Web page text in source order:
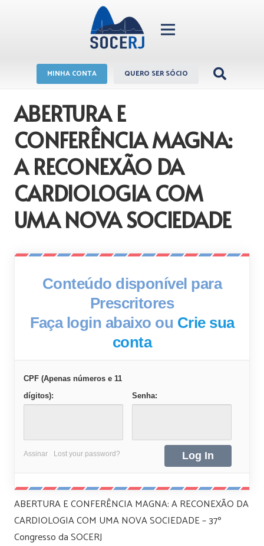
MINHA CONTA QUERO SER SÓCIO
ABERTURA E
CONFERÊNCIA MAGNA:
A RECONEXÃO DA
CARDIOLOGIA COM
UMA NOVA SOCIEDADE
Conteúdo disponível para
Prescritores
Faça login abaixo ou Crie sua
conta
CPF (Apenas números e 11
dígitos):
Senha:
Assinar Lost your password?
ABERTURA E CONFERÊNCIA MAGNA: A RECONEXÃO DA
CARDIOLOGIA COM UMA NOVA SOCIEDADE – 37º
Congresso da SOCERJ